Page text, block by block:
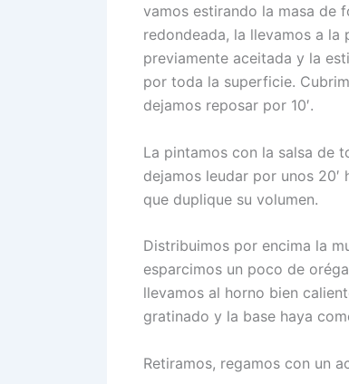
vamos estirando la masa de
redondeada, la llevamos a la
previamente aceitada y la
por toda la superficie.
dejamos reposar por 10′.
La pintamos con la salsa de
dejamos leudar por unos 20′
que duplique su volumen.
Distribuimos por encima la
esparcimos un poco de
llevamos al horno bien
gratinado y la base haya
Retiramos, regamos con un